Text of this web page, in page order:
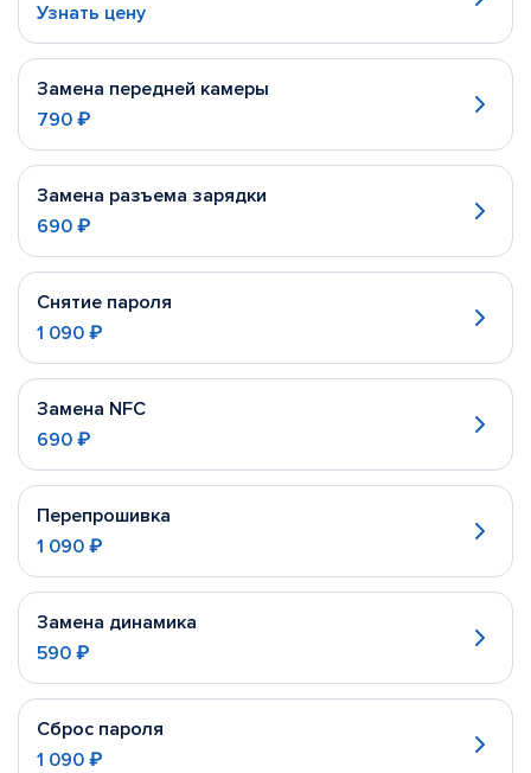
Узнать цену
Замена передней камеры
790 ₽
Замена разъема зарядки
690 ₽
Снятие пароля
1 090 ₽
Замена NFC
690 ₽
Перепрошивка
1 090 ₽
Замена динамика
590 ₽
Сброс пароля
1 090 ₽